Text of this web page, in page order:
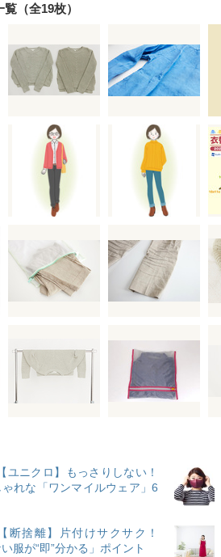
（全19枚）
【ユニクロ】もっさりしない！
れな「ワンマイルウェア」6
【断捨離】片付けサクサク！
い服が“即”分かる」ポイント